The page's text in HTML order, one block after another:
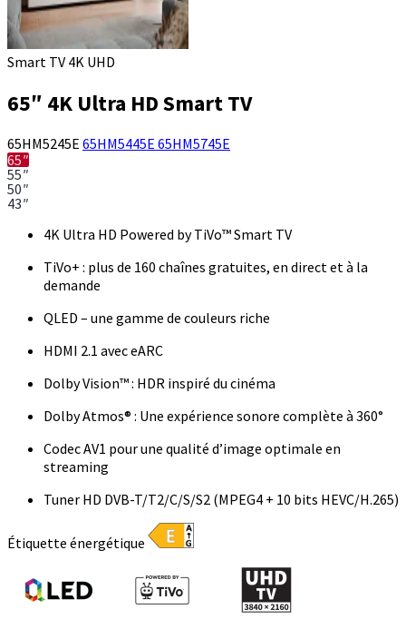
Smart TV 4K UHD
65″ 4K Ultra HD Smart TV
65HM5245E 65HM5445E 65HM5745E
65″
55″
50″
43″
4K Ultra HD Powered by TiVo™ Smart TV
TiVo+ : plus de 160 chaînes gratuites, en direct et à la
demande
QLED – une gamme de couleurs riche
HDMI 2.1 avec eARC
Dolby Vision™ : HDR inspiré du cinéma
Dolby Atmos® : Une expérience sonore complète à 360°
Codec AV1 pour une qualité d’image optimale en
streaming
Tuner HD DVB-T/T2/C/S/S2 (MPEG4 + 10 bits HEVC/H.265)
Étiquette énergétique